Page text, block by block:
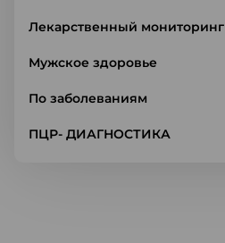
Лекарственный мониторинг
Мужское здоровье
По заболеваниям
ПЦР- ДИАГНОСТИКА